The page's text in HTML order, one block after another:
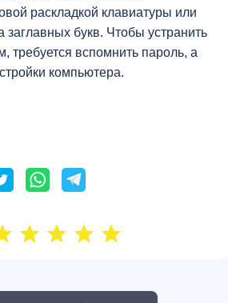
раскладкой клавиатуры или
букв. Чтобы устранить
требуется вспомнить пароль, а
компьютера.